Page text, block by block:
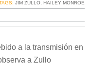
JIM ZULLO HAILEY MONROE
a la transmisión en
a Zullo